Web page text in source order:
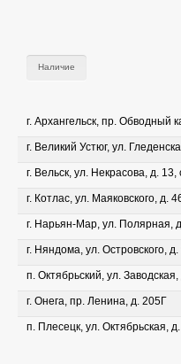
Наличие
г. Архангельск, пр. Обводный
г. Великий Устюг, ул.
г. Вельск, ул. Некрасова, д. 13,
г. Котлас, ул. Маяковского, д.
г. Нарьян-Мар, ул. Полярная,
г. Няндома, ул. Островского, д.
п. Октябрьский, ул.
г. Онега, пр. Ленина, д. 205Г
п. Плесецк, ул. Октябрьская,